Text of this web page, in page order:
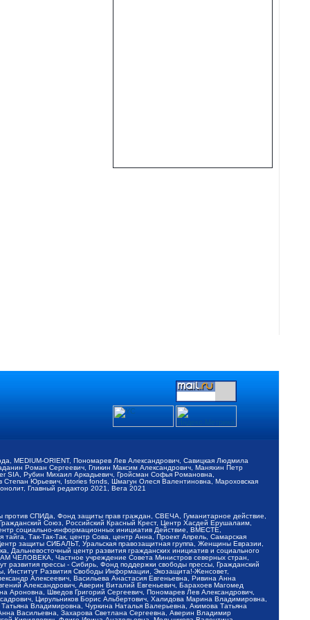
MEDIUM-ORIENT, Пономарев Лев Александрович, Савицкая Людмила
Роман Сергеевич, Гликин Максим Александрович, Маняхин Петр
Рубин Михаил Аркадьевич, Гройсман Софья Романовна,
Юрьевич, Istories fonds, Шмагун Олеся Валентиновна, Мароховская
Главный редактор 2021, Вега 2021
СПИДа, Фонд защиты прав граждан, СВЕЧА, Гуманитарное действие,
Союз, Российский Красный Крест, Центр Хасдей Ерушалаим,
социально-информационных инициатив Действие, ВМЕСТЕ,
Так-Так-Так, центр Сова, центр Анна, Проект Апрель, Самарская
защиты СИБАЛЬТ, Уральская правозащитная группа, Женщины Евразии,
Дальневосточный центр развития гражданских инициатив и социального
ЧЕЛОВЕКА, Частное учреждение Совета Министров северных стран,
прессы - Сибирь, Фонд поддержки свободы прессы, Гражданский
Институт Развития Свободы Информации, Экозащита!-Женсовет,
Алексеевич, Васильева Анастасия Евгеньевна, Ривина Анна
Александрович, Аверин Виталий Евгеньевич, Барахоев Магомед
Шведов Григорий Сергеевич, Пономарев Лев Александрович,
Цирульников Борис Альбертович, Халидова Марина Владимировна,
Владимировна, Чуркина Наталья Валерьевна, Акимова Татьяна
Васильевна, Захарова Светлана Сергеевна, Аверин Владимир